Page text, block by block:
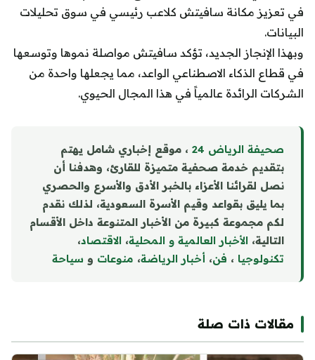
في تعزيز مكانة سافيتش كلاعب رئيسي في سوق تحليلات
البيانات.
وبهذا الإنجاز الجديد، تؤكد سافيتش مواصلة نموها وتوسعها
في قطاع الذكاء الاصطناعي الواعد، مما يجعلها واحدة من
الشركات الرائدة عالمياً في هذا المجال الحيوي.
صحيفة الرياض 24
، موقع إخباري شامل يهتم
بتقديم خدمة صحفية متميزة للقارئ، وهدفنا أن
نصل لقرائنا الأعزاء بالخبر الأدق والأسرع والحصري
بما يليق بقواعد وقيم الأسرة السعودية، لذلك نقدم
لكم مجموعة كبيرة من الأخبار المتنوعة داخل الأقسام
التالية، الأخبار العالمية و المحلية، الاقتصاد،
تكنولوجيا ، فن، أخبار الرياضة، منوعات و سياحة
مقالات ذات صلة